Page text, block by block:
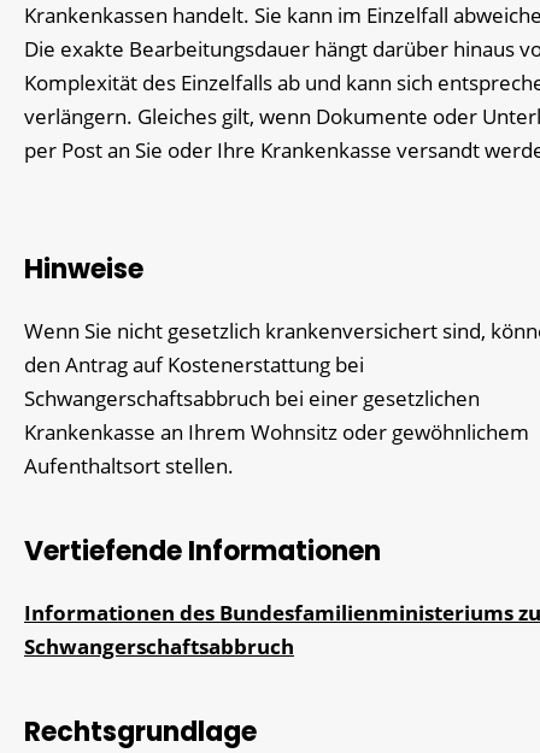
Krankenkassen handelt. Sie kann im Einzelfall
Die exakte Bearbeitungsdauer hängt darüber hinaus
Komplexität des Einzelfalls ab und kann sich
verlängern. Gleiches gilt, wenn Dokumente oder
per Post an Sie oder Ihre Krankenkasse versandt
Hinweise
Wenn Sie nicht gesetzlich krankenversichert sind,
den Antrag auf Kostenerstattung bei
Schwangerschaftsabbruch bei einer gesetzlichen
Krankenkasse an Ihrem Wohnsitz oder gewöhnlichem
Aufenthaltsort stellen.
Vertiefende Informationen
Informationen des Bundesfamilienministeriums
Schwangerschaftsabbruch
Rechtsgrundlage